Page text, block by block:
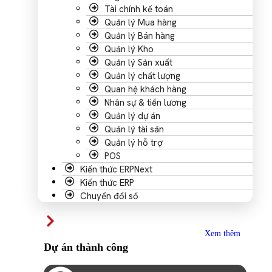
Tài chính kế toán
Quản lý Mua hàng
Quản lý Bán hàng
Quản lý Kho
Quản lý Sản xuất
Quản lý chất lượng
Quan hệ khách hàng
Nhân sự & tiền lương
Quản lý dự án
Quản lý tài sản
Quản lý hỗ trợ
POS
Kiến thức ERPNext
Kiến thức ERP
Chuyển đổi số
Dự án thành công
Xem thêm